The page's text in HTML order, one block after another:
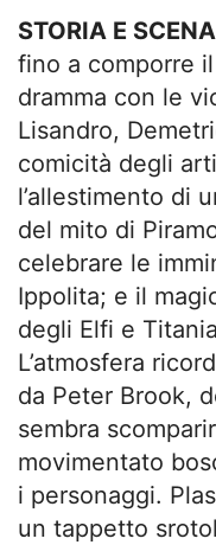
STORIA E
fino a comporre
dramma con le
Lisandro,
comicità degli
l’allestimento di
del mito di
celebrare le
Ippolita; e il
degli Elfi e
L’atmosfera
da Peter Brook,
sembra
movimentato
i personaggi.
un tappetto